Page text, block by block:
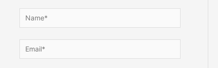
Name*
Email*